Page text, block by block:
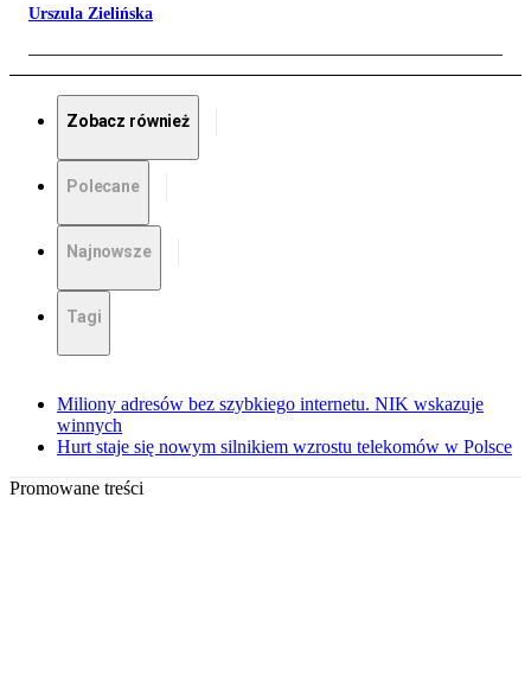
Urszula Zielińska
Zobacz również
Polecane
Najnowsze
Tagi
Miliony adresów bez szybkiego internetu. NIK wskazuje
winnych
Hurt staje się nowym silnikiem wzrostu telekomów w Polsce
Promowane treści